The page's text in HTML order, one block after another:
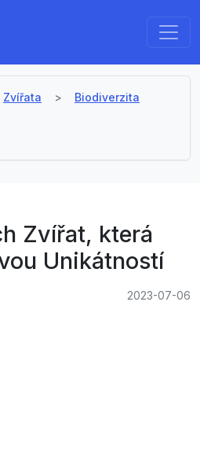
Zvířata Biodiverzita
Zvířat, která
Unikátností
2023-07-06